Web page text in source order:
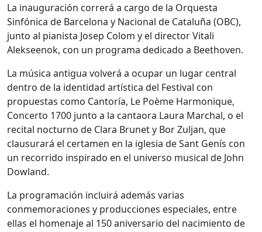
La inauguración correrá a cargo de la Orquesta
Sinfónica de Barcelona y Nacional de Cataluña (OBC),
junto al pianista Josep Colom y el director Vitali
Alekseenok, con un programa dedicado a Beethoven.
La música antigua volverá a ocupar un lugar central
dentro de la identidad artística del Festival con
propuestas como Cantoría, Le Poème Harmonique,
Concerto 1700 junto a la cantaora Laura Marchal, o el
recital nocturno de Clara Brunet y Bor Zuljan, que
clausurará el certamen en la iglesia de Sant Genís con
un recorrido inspirado en el universo musical de John
Dowland.
La programación incluirá además varias
conmemoraciones y producciones especiales, entre
ellas el homenaje al 150 aniversario del nacimiento de